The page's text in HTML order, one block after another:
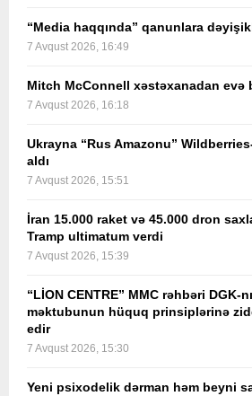
“Media haqqında” qanunlara
7 Avqust 2026, 16:49
Mitch McConnell xəstəxanadan evə
7 Avqust 2026, 16:18
Ukrayna “Rus Amazonu”
aldı
7 Avqust 2026, 15:51
İran 15.000 raket və 45.000 dron
Tramp ultimatum verdi
7 Avqust 2026, 15:39
“LİON CENTRE” MMC rəhbəri DGK-
məktubunun hüquq prinsiplərinə
edir
7 Avqust 2026, 15:30
Yeni psixodelik dərman həm beyni